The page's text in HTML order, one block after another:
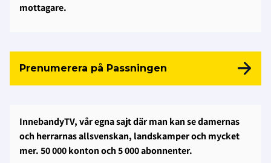
mottagare.
Prenumerera på Passningen
InnebandyTV, vår egna sajt där man kan se damernas
och herrarnas allsvenskan, landskamper och mycket
mer. 50 000 konton och 5 000 abonnenter.